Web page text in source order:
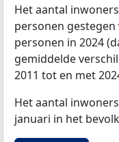
Het aantal
personen gestegen
personen in 2024
gemiddelde
2011 tot en met
Het aantal
januari in het